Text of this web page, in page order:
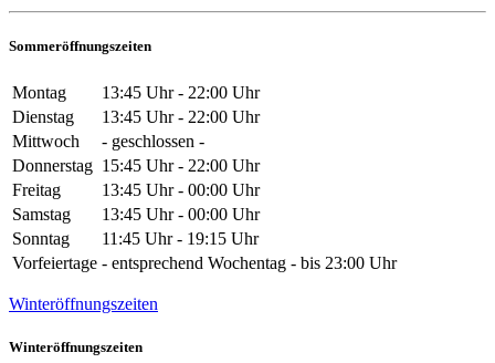
Sommeröffnungszeiten
Montag
13:45 Uhr - 22:00 Uhr
Dienstag
13:45 Uhr - 22:00 Uhr
Mittwoch
- geschlossen -
Donnerstag 15:45 Uhr - 22:00 Uhr
Freitag
13:45 Uhr - 00:00 Uhr
Samstag
13:45 Uhr - 00:00 Uhr
Sonntag
11:45 Uhr - 19:15 Uhr
Vorfeiertage - entsprechend Wochentag - bis 23:00 Uhr
Winteröffnungszeiten
Winteröffnungszeiten